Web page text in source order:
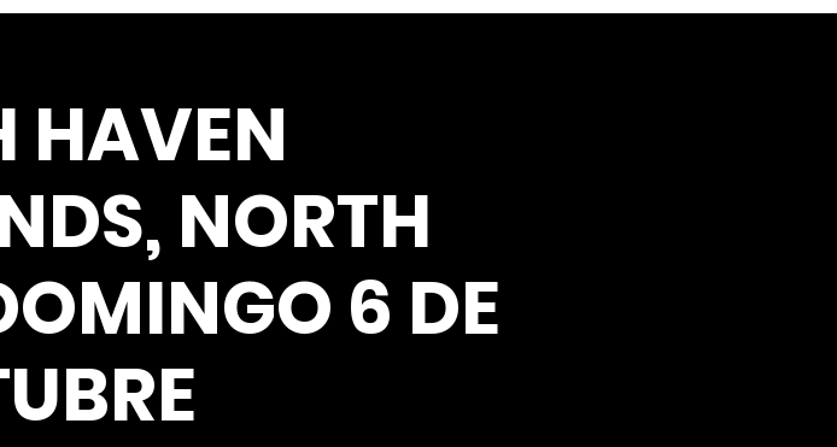
HAVEN
NORTH
6 DE